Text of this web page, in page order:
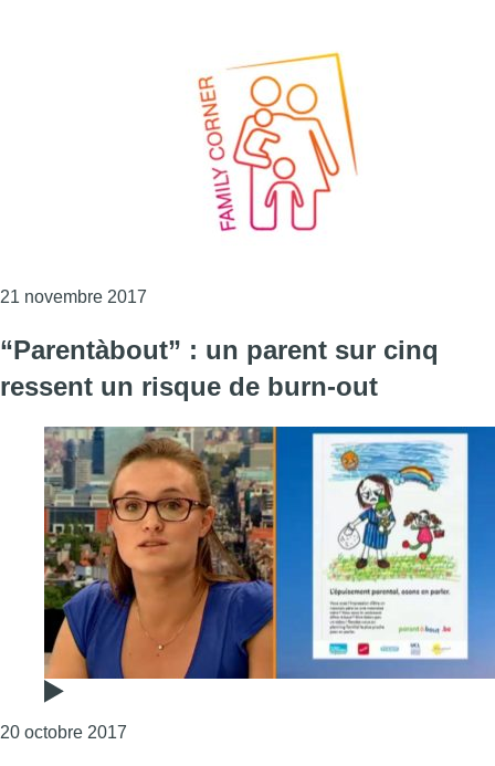
21 novembre 2017
“Parentàbout” : un parent sur cinq
ressent un risque de burn-out
20 octobre 2017